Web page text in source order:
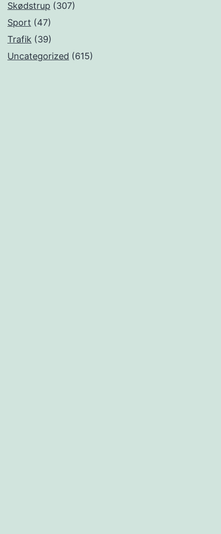
Skødstrup (307)
Sport (47)
Trafik (39)
Uncategorized (615)